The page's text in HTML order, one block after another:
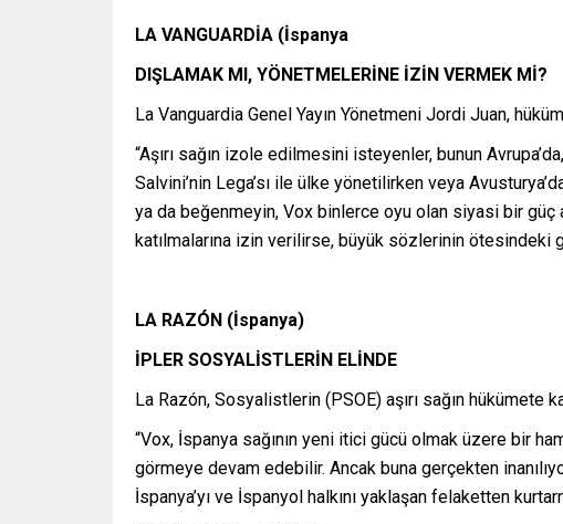
LA VANGUARDİA (İspanya
DIŞLAMAK MI, YÖNETMELERİNE İZİN VERMEK Mİ?
La Vanguardia Genel Yayın Yönetmeni Jordi Juan,
“Aşırı sağın izole edilmesini isteyenler, bunun
Salvini’nin Lega’sı ile ülke yönetilirken veya
ya da beğenmeyin, Vox binlerce oyu olan siyasi bir güç
katılmalarına izin verilirse, büyük sözlerinin ötesindeki
LA RAZÓN (İspanya)
İPLER SOSYALİSTLERİN ELİNDE
La Razón, Sosyalistlerin (PSOE) aşırı sağın hükümete
“Vox, İspanya sağının yeni itici gücü olmak üzere bir
görmeye devam edebilir. Ancak buna gerçekten
İspanya’yı ve İspanyol halkını yaklaşan felaketten